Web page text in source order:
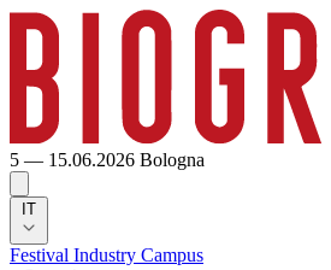
5 — 15.06.2026 Bologna
IT
Festival Industry Campus